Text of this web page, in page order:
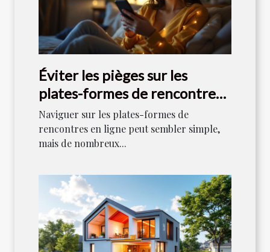
Éviter les pièges sur les
plates-formes de rencontres
en ligne
Naviguer sur les plates-formes de
rencontres en ligne peut sembler simple,
mais de nombreux...